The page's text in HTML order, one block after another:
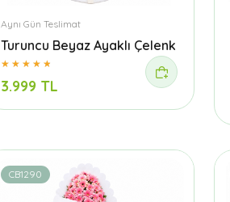
Aynı Gün Teslimat
Turuncu Beyaz Ayaklı Çelenk
3.999 TL
CB1290